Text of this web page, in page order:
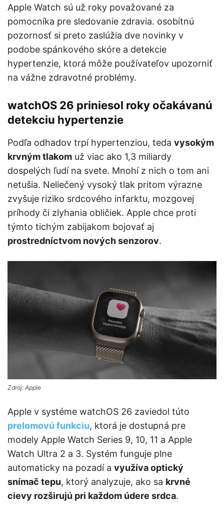
Apple Watch sú už roky považované za
pomocníka pre sledovanie zdravia. osobitnú
pozornosť si preto zaslúžia dve novinky v
podobe spánkového skóre a detekcie
hypertenzie, ktorá môže používateľov upozorniť
na vážne zdravotné problémy.
watchOS 26 priniesol roky očakávanú
detekciu hypertenzie
Podľa odhadov trpí hypertenziou, teda vysokým
krvným tlakom už viac ako 1,3 miliardy
dospelých ľudí na svete. Mnohí z nich o tom ani
netušia. Neliečený vysoký tlak pritom výrazne
zvyšuje riziko srdcového infarktu, mozgovej
príhody či zlyhania obličiek. Apple chce proti
týmto tichým zabijakom bojovať aj
prostredníctvom nových senzorov.
Zdroj: Apple
Apple v systéme watchOS 26 zaviedol túto
prelomovú funkciu, ktorá je dostupná pre
modely Apple Watch Series 9, 10, 11 a Apple
Watch Ultra 2 a 3. Systém funguje plne
automaticky na pozadí a využíva optický
snímač tepu, ktorý analyzuje, ako sa krvné
cievy rozširujú pri každom údere srdca.